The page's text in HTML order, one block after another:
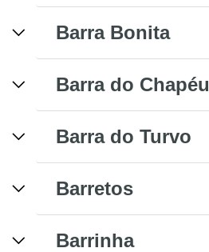
Barra Bonita
Barra do Chapéu
Barra do Turvo
Barretos
Barrinha